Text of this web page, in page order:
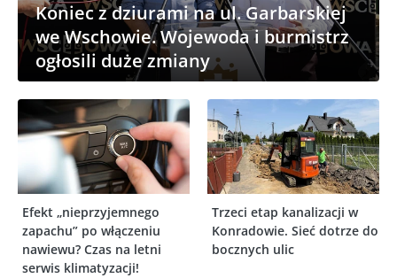
Koniec z dziurami na ul. Garbarskiej
we Wschowie. Wojewoda i burmistrz
ogłosili duże zmiany
Efekt „nieprzyjemnego
zapachu” po włączeniu
nawiewu? Czas na letni
serwis klimatyzacji!
Trzeci etap kanalizacji w
Konradowie. Sieć dotrze do
bocznych ulic